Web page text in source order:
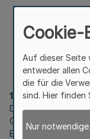
RdErl. d.
1
Die mir nach der
Gewährung von
Einrichtungen der
Cookie-
Auf dieser Seite
entweder allen
die für die
sind. Hier finden
Nur